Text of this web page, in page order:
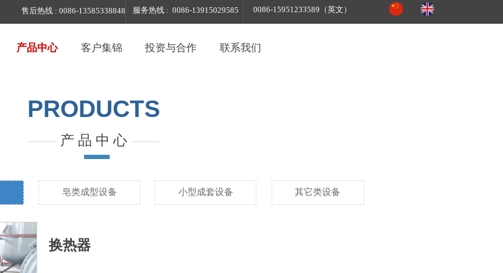
售后热线 : 0086-13585338848 服务热线 : 0086-13915029585 0086-15951233589（英文）
产品中心 客户集锦 投资与合作 联系我们
PRODUCTS
—— 产 品 中 心 ——
皂类成型设备 小型成套设备 其它类设备
换热器